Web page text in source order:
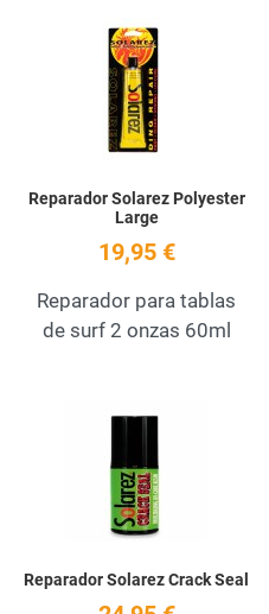
Add to Wishlist
Reparador Solarez Polyester
Large
19,95 €
Reparador para tablas
de surf 2 onzas 60ml
Add to Wishlist
Reparador Solarez Crack Seal